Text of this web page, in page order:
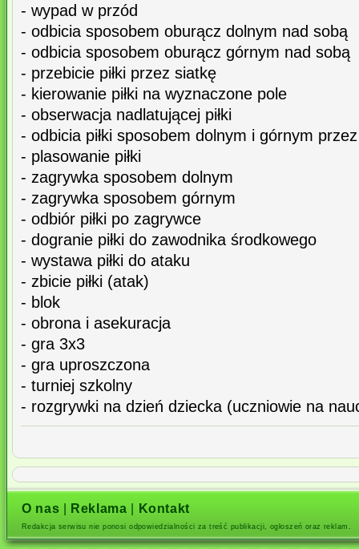
- wypad w przód
- odbicia sposobem oburącz dolnym nad sobą
- odbicia sposobem oburącz górnym nad sobą
- przebicie piłki przez siatkę
- kierowanie piłki na wyznaczone pole
- obserwacja nadlatującej piłki
- odbicia piłki sposobem dolnym i górnym
- plasowanie piłki
- zagrywka sposobem dolnym
- zagrywka sposobem górnym
- odbiór piłki po zagrywce
- dogranie piłki do zawodnika środkowego
- wystawa piłki do ataku
- zbicie piłki (atak)
- blok
- obrona i asekuracja
- gra 3x3
- gra uproszczona
- turniej szkolny
- rozgrywki na dzień dziecka (uczniowie na
O nas Reklama Kontakt
Redakcja serwisu nie ponosi odpowiedzialności za treść publikacji, ogłoszeń oraz reklam.